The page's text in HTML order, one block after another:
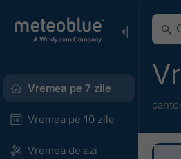
Vremea pe 7 zile
Vremea pe 10 zile
Vremea de azi